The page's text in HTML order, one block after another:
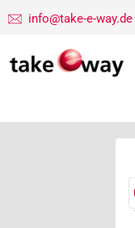
info@take-e-way.de